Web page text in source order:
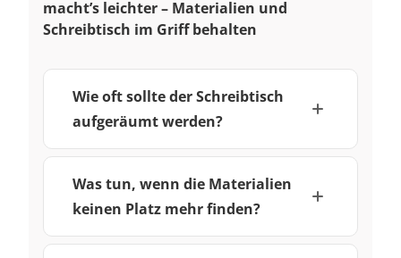
macht’s leichter – Materialien und
Schreibtisch im Griff behalten
Wie oft sollte der Schreibtisch
aufgeräumt werden?
Was tun, wenn die Materialien
keinen Platz mehr finden?